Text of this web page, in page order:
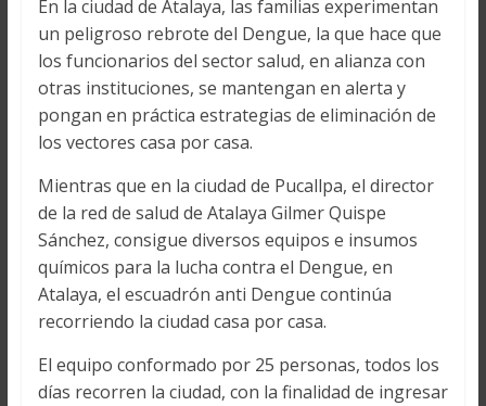
En la ciudad de Atalaya, las familias experimentan
un peligroso rebrote del Dengue, la que hace que
los funcionarios del sector salud, en alianza con
otras instituciones, se mantengan en alerta y
pongan en práctica estrategias de eliminación de
los vectores casa por casa.
Mientras que en la ciudad de Pucallpa, el director
de la red de salud de Atalaya Gilmer Quispe
Sánchez, consigue diversos equipos e insumos
químicos para la lucha contra el Dengue, en
Atalaya, el escuadrón anti Dengue continúa
recorriendo la ciudad casa por casa.
El equipo conformado por 25 personas, todos los
días recorren la ciudad, con la finalidad de ingresar